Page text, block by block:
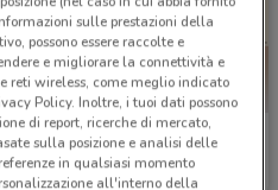
Burger King
Scade il 14/12
sulle prestazioni della
possono essere raccolte e
e migliorare la connettività e
reti wireless, come meglio indicato
Policy. Inoltre, i tuoi dati possono
di report, ricerche di mercato,
sulla posizione e analisi delle
in qualsiasi momento
all'interno della